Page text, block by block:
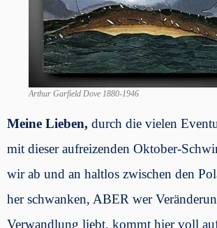
Arthur Garfield Dove 1880-1946
Meine Lieben, durch die vielen
mit dieser aufreizenden Oktober-
wir ab und an haltlos zwischen den
her schwanken, ABER wer
Verwandlung liebt, kommt hier voll